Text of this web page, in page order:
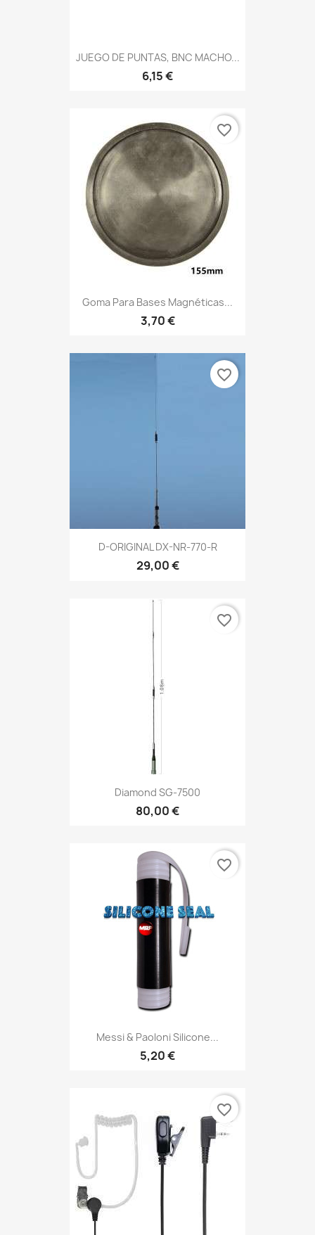
JUEGO DE PUNTAS, BNC MACHO...
6,15 €
Goma Para Bases Magnéticas...
3,70 €
favorite_border
D-ORIGINAL DX-NR-770-R
29,00 €
favorite_border
Diamond SG-7500
80,00 €
favorite_border
Messi & Paoloni Silicone...
5,20 €
favorite_border
favorite_border